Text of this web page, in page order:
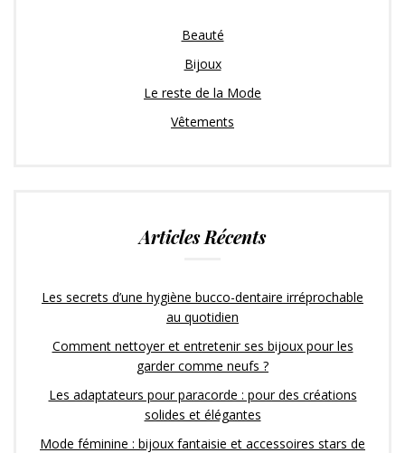
Beauté
Bijoux
Le reste de la Mode
Vêtements
Articles Récents
Les secrets d’une hygiène bucco-dentaire irréprochable
au quotidien
Comment nettoyer et entretenir ses bijoux pour les
garder comme neufs ?
Les adaptateurs pour paracorde : pour des créations
solides et élégantes
Mode féminine : bijoux fantaisie et accessoires stars de